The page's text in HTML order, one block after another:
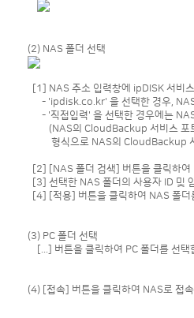
(2) NAS 폴더 선택
[1] NAS 주소 입력창에 ipDISK 서비
- 'ipdisk.co.kr' 을 선택한 경우, NAS
- '직접입력' 을 선택한 경우에는
(NAS의 CloudBackup 서비스 포
형식으로 NAS의 CloudBackup 서
[2] [NAS 폴더 검색] 버튼을 클릭하여
[3] 선택한 NAS 폴더의 사용자 ID 및
[4] [적용] 버튼을 클릭하여 NAS 폴더
(3) PC 폴더 선택
[...] 버튼을 클릭하여 PC 폴더를 선택
(4) [접속] 버튼을 클릭하여 NAS로 접속